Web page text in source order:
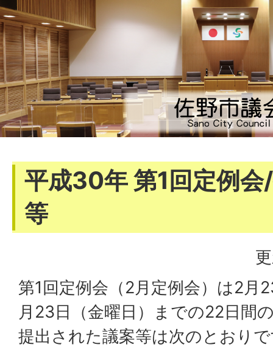
平成30年 第1回定例
等
第1回定例会（2月定例会）は2月
月23日（金曜日）までの22日間
提出された議案等は次のとおり